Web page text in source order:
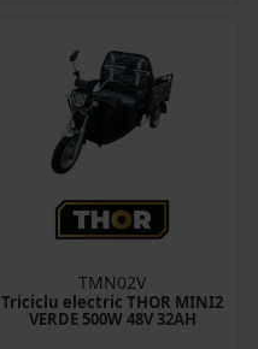
TMN02V
Triciclu electric THOR MINI2
VERDE 500W 48V 32AH